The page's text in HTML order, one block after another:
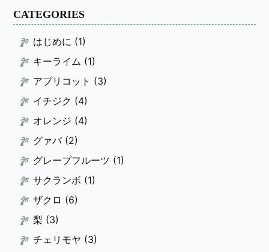
CATEGORIES
はじめに (1)
キーライム (1)
アプリコット (3)
イチジク (4)
オレンジ (4)
グァバ(2)
グレープフルーツ (1)
サクランボ (1)
ザクロ (6)
梨 (3)
チェリモヤ (3)